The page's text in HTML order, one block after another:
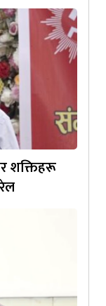
शक्तिहरू